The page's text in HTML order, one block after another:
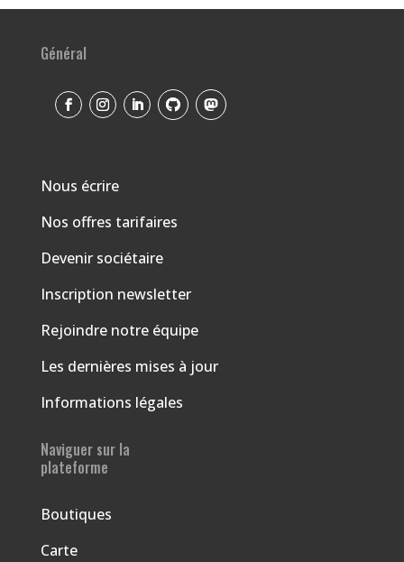
Général
Nous écrire
Nos offres tarifaires
Devenir sociétaire
Inscription newsletter
Rejoindre notre équipe
Les dernières mises à jour
Informations légales
Naviguer sur la
plateforme
Boutiques
Carte